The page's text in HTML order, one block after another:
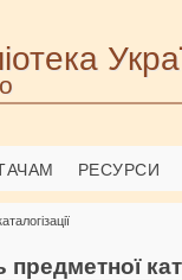
РЕСУРСИ